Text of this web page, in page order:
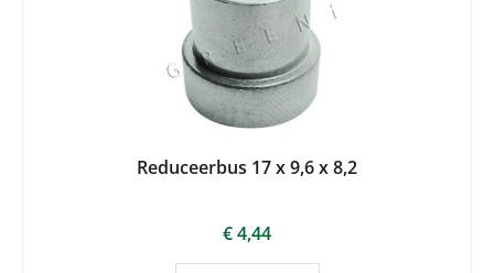
Reduceerbus 17 x 9,6 x 8,2
€4,44